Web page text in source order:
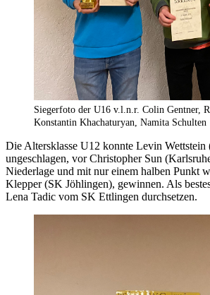
Siegerfoto der U16 v.l.n.r. Colin Gentner,
Konstantin Khachaturyan, Namita Schulten
Die Altersklasse U12 konnte Levin Wettstein
ungeschlagen, vor Christopher Sun
Niederlage und mit nur einem halben Punkt
Klepper (SK Jöhlingen), gewinnen. Als
Lena Tadic vom SK Ettlingen durchsetzen.